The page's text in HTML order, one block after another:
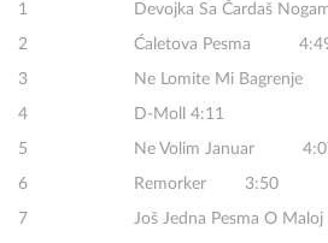
1 Devojka Sa Čardaš
2 Ćaletova Pesma
3 Ne Lomite Mi Bagrenje
4 D-Moll 4:11
5 Ne Volim Januar
6 Remorker 3:50
7 Još Jedna Pesma O Maloj